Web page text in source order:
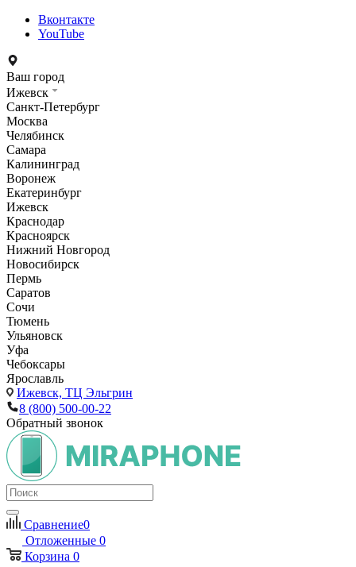
Вконтакте
YouTube
Ваш город
Ижевск
Санкт-Петербург
Москва
Челябинск
Самара
Калининград
Воронеж
Екатеринбург
Ижевск
Краснодар
Красноярск
Нижний Новгород
Новосибирск
Пермь
Саратов
Сочи
Тюмень
Ульяновск
Уфа
Чебоксары
Ярославль
Ижевск, ТЦ Эльгрин
8 (800) 500-00-22
Обратный звонок
Сравнение0
Отложенные 0
Корзина 0